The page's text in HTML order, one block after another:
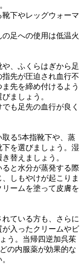
下やレッグウォーマ
足への使用は低温火
、ふくらはぎから足
先が圧迫され血行不
ま先を締め付けるよう
ましょう。
も足先の血行が良く
る5本指靴下や、蒸
を選びましょう。湿
替えましょう。
と水分が蒸発する際
しもやけが起こりま
ームを塗って皮膚を
ている方も、さらに
入ったクリームやビ
う。当帰四逆加呉茱
の内服薬が効果的な